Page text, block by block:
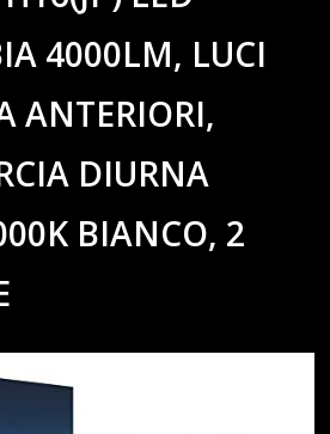
4000LM, LUCI
ANTERIORI,
DIURNA
BIANCO, 2